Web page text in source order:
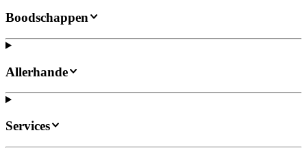
Boodschappen
Allerhande
Services